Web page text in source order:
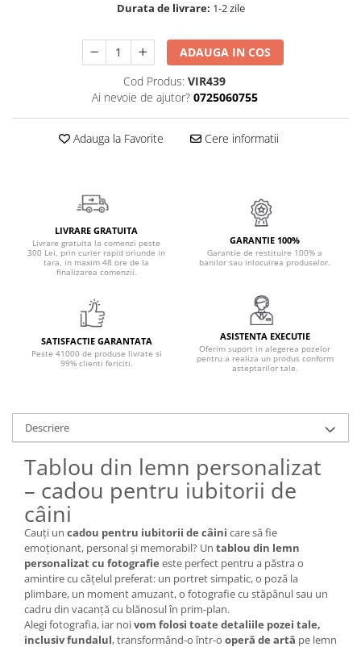
Cadouri Stomatologi
Cadouri Stylisti
Cadouri Tractoristi
Cadouri Vanatori/Padurari
Durata de livrare: 1-2 zile
ADAUGA IN COS
Cod Produs: VIR439
Ai nevoie de ajutor? 0725060755
Adauga la Favorite Cere informatii
LIVRARE GRATUITA
Livrare gratuita la comenzi peste
300 Lei, prin curier rapid oriunde in
tara, in maxim 48 ore de la
finalizarea comenzii.
GARANTIE 100%
Garantie de restituire 100% a
banilor sau inlocuirea produselor.
SATISFACTIE GARANTATA
Peste 41000 de produse livrate si
99% clienti fericiti.
ASISTENTA EXECUTIE
Oferim suport in alegerea pozelor
pentru a realiza un produs conform
asteptarilor tale.
Descriere
Tablou din lemn personalizat
– cadou pentru iubitorii de
câini
Cauți un cadou pentru iubitorii de câini care să fie
emoționant, personal și memorabil? Un tablou din lemn
personalizat cu fotografie este perfect pentru a păstra o
amintire cu cățelul preferat: un portret simpatic, o poză la
plimbare, un moment amuzant, o fotografie cu stăpânul sau un
cadru din vacanță cu blănosul în prim-plan.
Alegi fotografia, iar noivom folosi toate detaliile pozei tale,
inclusiv fundalul, transformând-o într-o operă de artă pe lemn